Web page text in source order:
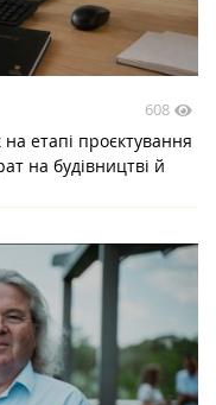
608
на етапі проєктування
на будівництві й